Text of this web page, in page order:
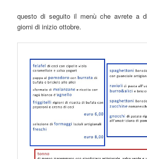
questo di seguito il menù che avrete a
giorni di inizio ottobre.